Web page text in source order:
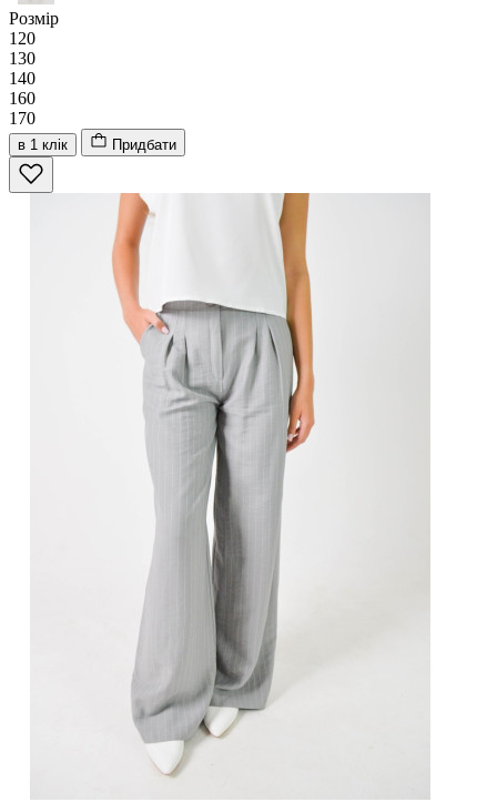
Розмір
120
130
140
160
170
в 1 клік Придбати